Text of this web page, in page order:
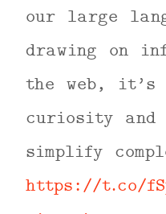
our large
drawing on
the web, it’s
curiosity and
simplify
https://t.co/